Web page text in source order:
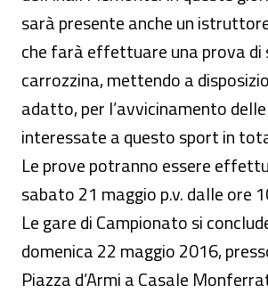
sarà presente anche un
che farà effettuare una prova di
carrozzina, mettendo a
adatto, per l’avvicinamento
interessate a questo sport in
Le prove potranno essere
sabato 21 maggio p.v. dalle ore
Le gare di Campionato si
domenica 22 maggio 2016,
Piazza d’Armi a Casale